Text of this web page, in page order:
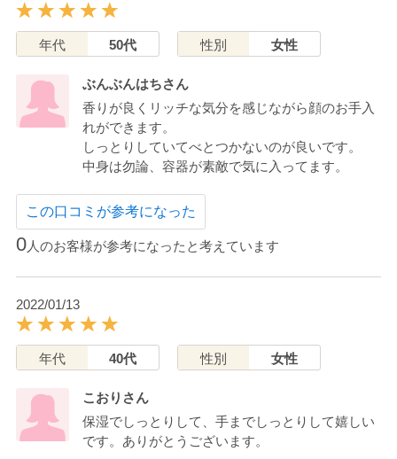
年代 50代 性別 女性
ぶんぶんはちさん
香りが良くリッチな気分を感じながら顔のお手入
れができます。
しっとりしていてべとつかないのが良いです。
中身は勿論、容器が素敵で気に入ってます。
この口コミが参考になった
0人のお客様が参考になったと考えています
2022/01/13
年代 40代 性別 女性
こおりさん
保湿でしっとりして、手までしっとりして嬉しい
です。ありがとうございます。